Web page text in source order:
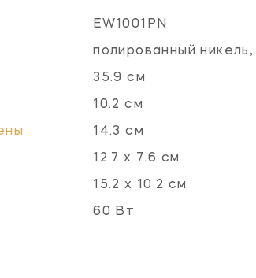
EW1001PN
полированный
35.9 см
10.2 см
14.3 см
12.7 х 7.6 см
15.2 х 10.2 см
60 Вт